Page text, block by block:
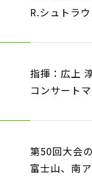
R.シュトラ
指揮：広上
コンサート
第50回大会
富士山、南